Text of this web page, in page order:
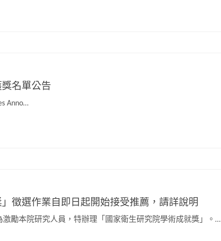
名單公告
Anno…
徵選作業自即日起開始接受推薦，請詳說明
勵本院研究人員，特辦理「國家衛生研究院學術成就獎」。…